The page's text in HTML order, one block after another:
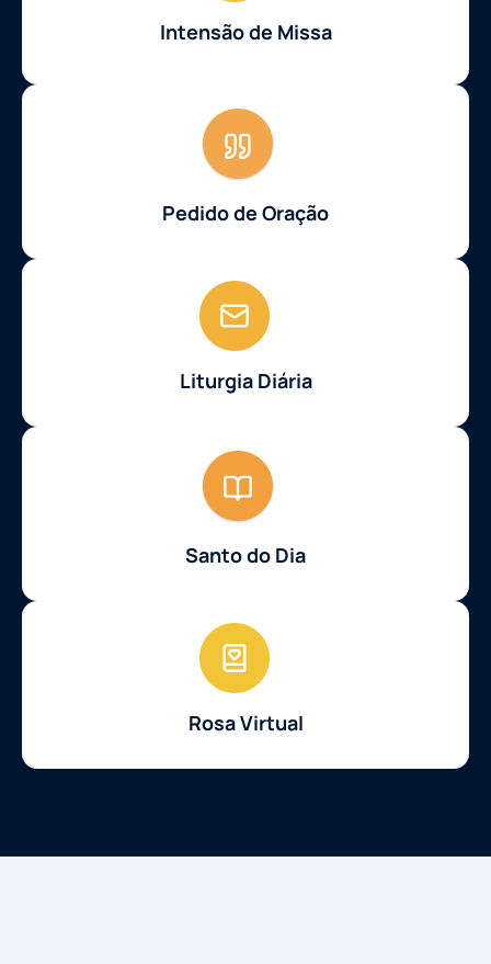
Intensão de Missa
Pedido de Oração
Liturgia Diária
Santo do Dia
Rosa Virtual